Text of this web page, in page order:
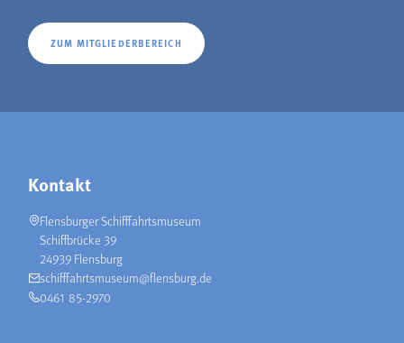
ZUM MITGLIEDERBEREICH
Kontakt
Flensburger Schifffahrtsmuseum
Schiffbrücke 39
24939 Flensburg
schifffahrtsmuseum@flensburg.de
0461 85-2970